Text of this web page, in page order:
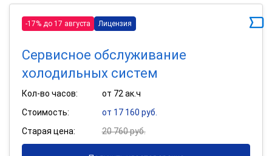
-17% до 17 августа Лицензия
Сервисное обслуживание
холодильных систем
Кол-во часов:
от 72 ак.ч
Стоимость:
от 17 160 руб.
Старая цена:
20 760 руб.